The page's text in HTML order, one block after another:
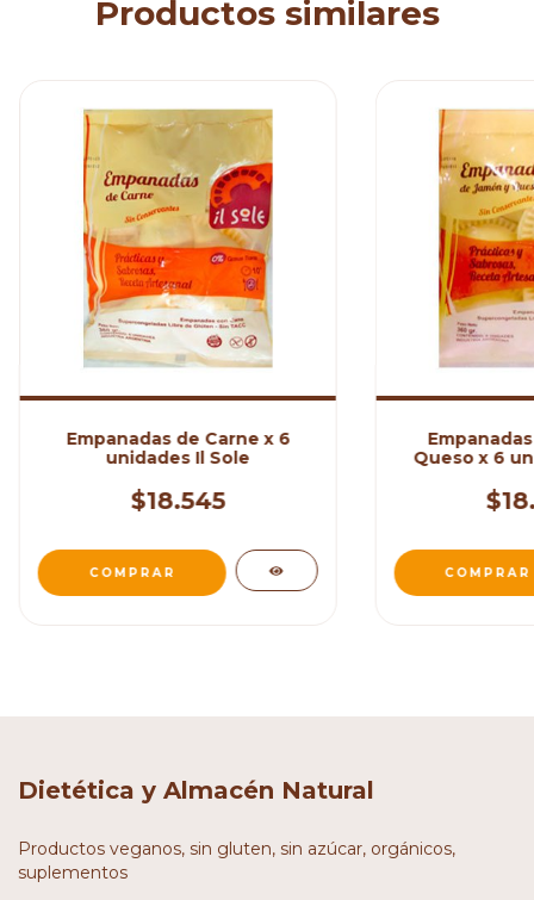
Productos similares
Empanadas de Carne x 6
unidades Il Sole
$18.545
Queso x 6
Dietética y Almacén Natural
Productos veganos, sin gluten, sin azúcar, orgánicos,
suplementos